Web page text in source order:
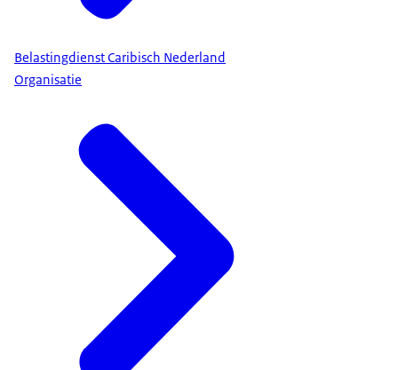
Belastingdienst Caribisch Nederland
Organisatie